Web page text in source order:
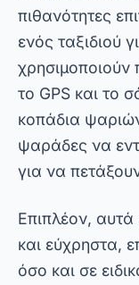
πιθανότητες
ενός ταξιδιού
χρησιμοποιούν
το GPS και το
κοπάδια
ψαράδες να
για να
Επιπλέον, αυτά
και εύχρηστα,
όσο και σε